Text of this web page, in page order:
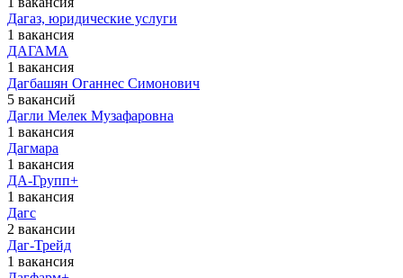
Дагаз, юридические услуги
1 вакансия
ДАГАМА
1 вакансия
Дагбашян Оганнес Симонович
5 вакансий
Дагли Мелек Музафаровна
1 вакансия
Дагмара
1 вакансия
ДА-Групп+
1 вакансия
Дагс
2 вакансии
Даг-Трейд
1 вакансия